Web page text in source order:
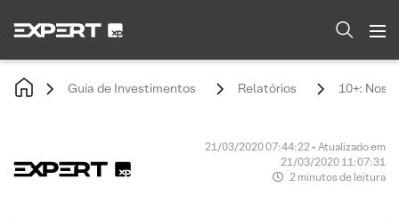
Guia de Investimentos Relatórios 10+:
21/03/2020 07:44:22 • Atualizado em
21/03/2020 11:07:31
2 minutos de leitura